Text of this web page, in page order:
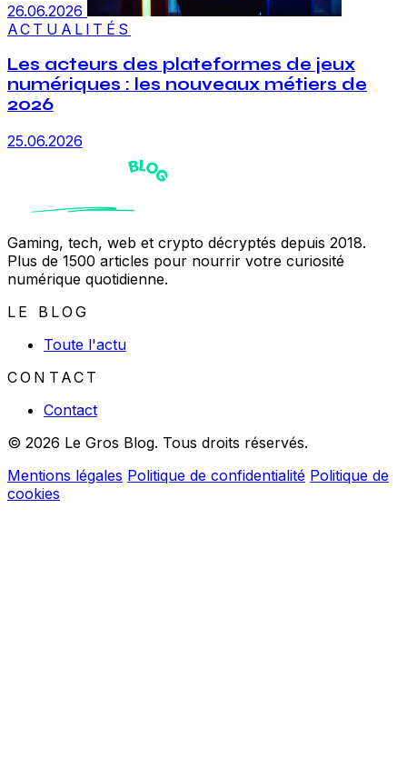
26.06.2026
ACTUALITÉS
Les acteurs des plateformes de jeux
numériques : les nouveaux métiers de
2026
25.06.2026
Gaming, tech, web et crypto décryptés depuis 2018.
Plus de 1500 articles pour nourrir votre curiosité
numérique quotidienne.
LE BLOG
Toute l'actu
CONTACT
Contact
© 2026 Le Gros Blog. Tous droits réservés.
Mentions légales Politique de confidentialité Politique de
cookies